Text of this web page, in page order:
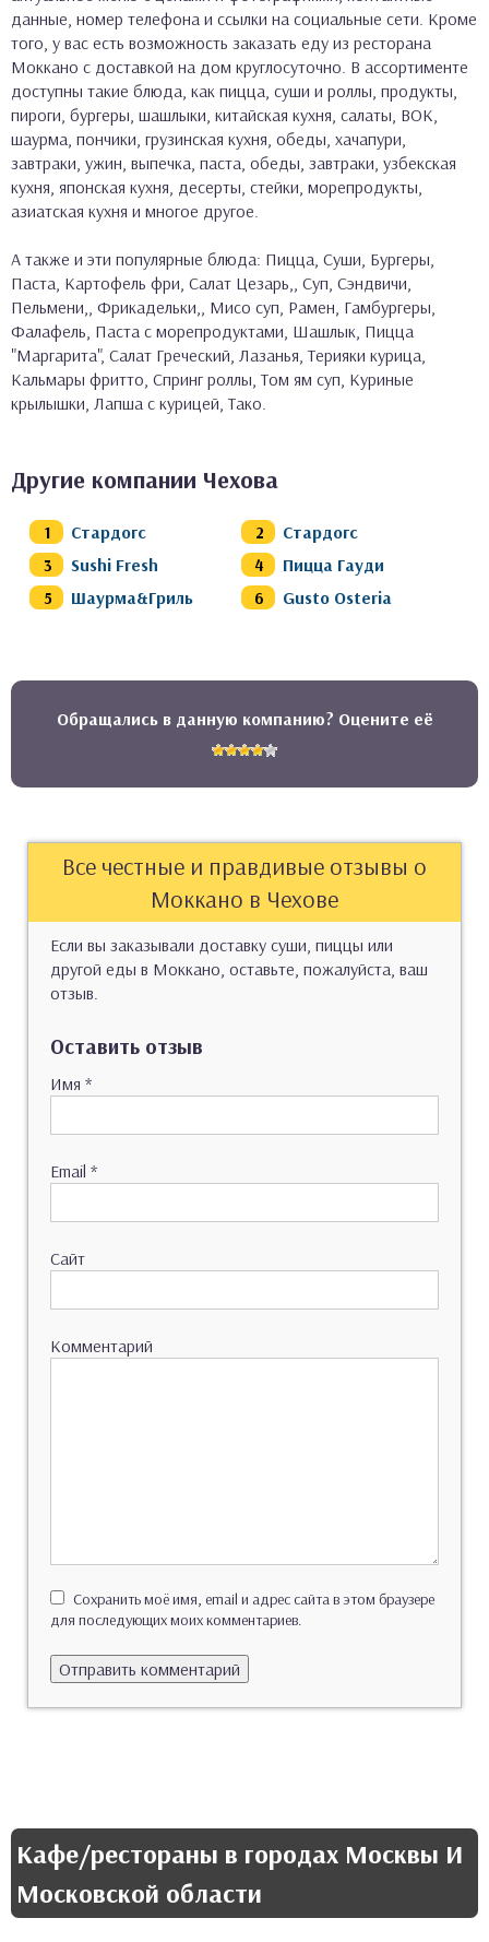
данные, номер телефона и ссылки на социальные сети. Кроме
того, у вас есть возможность заказать еду из ресторана
Моккано с доставкой на дом круглосуточно. В ассортименте
доступны такие блюда, как пицца, суши и роллы, продукты,
пироги, бургеры, шашлыки, китайская кухня, салаты, ВОК,
шаурма, пончики, грузинская кухня, обеды, хачапури,
завтраки, ужин, выпечка, паста, обеды, завтраки, узбекская
кухня, японская кухня, десерты, стейки, морепродукты,
азиатская кухня и многое другое.
А также и эти популярные блюда: Пицца, Суши, Бургеры,
Паста, Картофель фри, Салат Цезарь,, Суп, Сэндвичи,
Пельмени,, Фрикадельки,, Мисо суп, Рамен, Гамбургеры,
Фалафель, Паста с морепродуктами, Шашлык, Пицца
"Маргарита", Салат Греческий, Лазанья, Терияки курица,
Кальмары фритто, Спринг роллы, Том ям суп, Куриные
крылышки, Лапша с курицей, Тако.
Другие компании Чехова
Стардогс
Стардогс
Sushi Fresh
Пицца Гауди
Шаурма&Гриль
Gusto Osteria
Обращались в данную компанию? Оцените её
Все честные и правдивые отзывы о
Моккано в Чехове
Если вы заказывали доставку суши, пиццы или
другой еды в Моккано, оставьте, пожалуйста, ваш
отзыв.
Оставить отзыв
Имя *
Email *
Сайт
Комментарий
Сохранить моё имя, email и адрес сайта в этом браузере
для последующих моих комментариев.
Кафе/рестораны в городах Москвы И
Московской области